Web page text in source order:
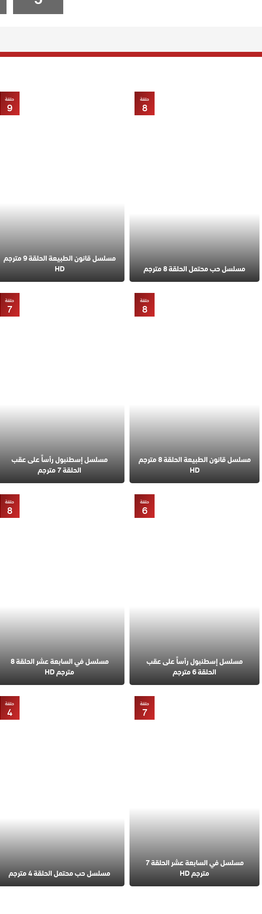
مسلسل حب محتمل الحلقة 8 مترجم
حلقة
8
مسلسل قانون الطبيعة الحلقة 9 مترجم
HD
حلقة
9
مسلسل قانون الطبيعة الحلقة 8 مترجم
HD
حلقة
8
مسلسل إسطنبول رأساً على عقب
الحلقة 7 مترجم
حلقة
7
مسلسل إسطنبول رأساً على عقب
الحلقة 6 مترجم
حلقة
6
مسلسل في السابعة عشر الحلقة 8
مترجم HD
حلقة
8
مسلسل في السابعة عشر الحلقة 7
مترجم HD
حلقة
7
مسلسل حب محتمل الحلقة 4 مترجم
حلقة
4